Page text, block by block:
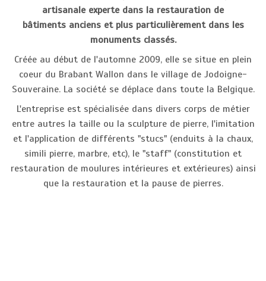
artisanale experte dans la restauration de
bâtiments anciens et plus particulièrement dans les
monuments classés.
Créée au début de l'automne 2009, elle se situe en plein
coeur du Brabant Wallon dans le village de Jodoigne-
Souveraine. La société se déplace dans toute la Belgique.
L'entreprise est spécialisée dans divers corps de métier
entre autres la taille ou la sculpture de pierre, l'imitation
et l'application de différents "stucs" (enduits à la chaux,
simili pierre, marbre, etc), le "staff" (constitution et
restauration de moulures intérieures et extérieures) ainsi
que la restauration et la pause de pierres.